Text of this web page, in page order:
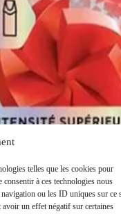
telles que les cookies pour
à ces technologies nous
ou les ID uniques sur ce
avoir un effet négatif sur certaines